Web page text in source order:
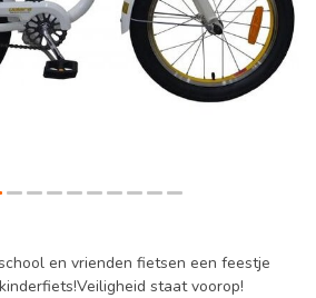
en vrienden fietsen een feestje
staat voorop!